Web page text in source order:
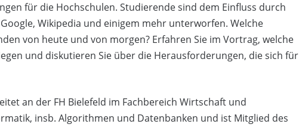
für die Hochschulen. Studierende sind dem Einfluss durch
Wikipedia und einigem mehr unterworfen. Welche
von heute und von morgen? Erfahren Sie im Vortrag, welche
und diskutieren Sie über die Herausforderungen, die sich für
an der FH Bielefeld im Fachbereich Wirtschaft und
insb. Algorithmen und Datenbanken und ist Mitglied des